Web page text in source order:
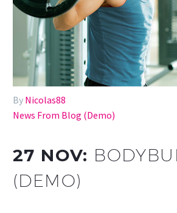
By Nicolas88
News From Blog (Demo)
27 NOV:
(DEMO)